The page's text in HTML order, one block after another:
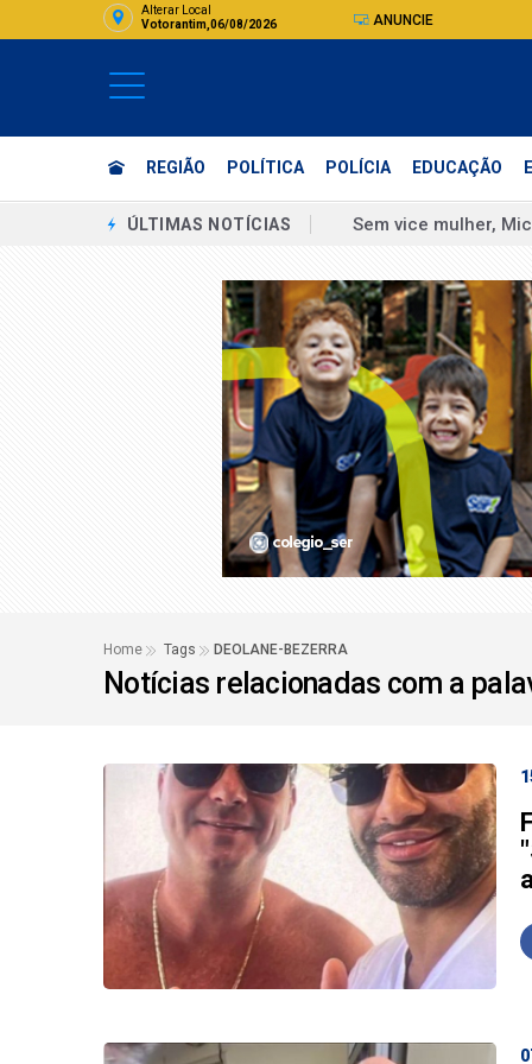
Alterar Local
Votorantim,06/08/2026
ANUNCIE
REGIÃO POLÍTICA POLÍCIA EDUCAÇÃO
ÚLTIMAS NOTÍCIAS
Sem vice mulher,
"Eu estuprei
Assinatura digital e
Unicamp recebe
Unesp abre seleção
SP: ventania pode
Paralisação de
Possível 'ciclone
Home Tags DEOLANE-BEZERRA
Notícias relacionadas com a